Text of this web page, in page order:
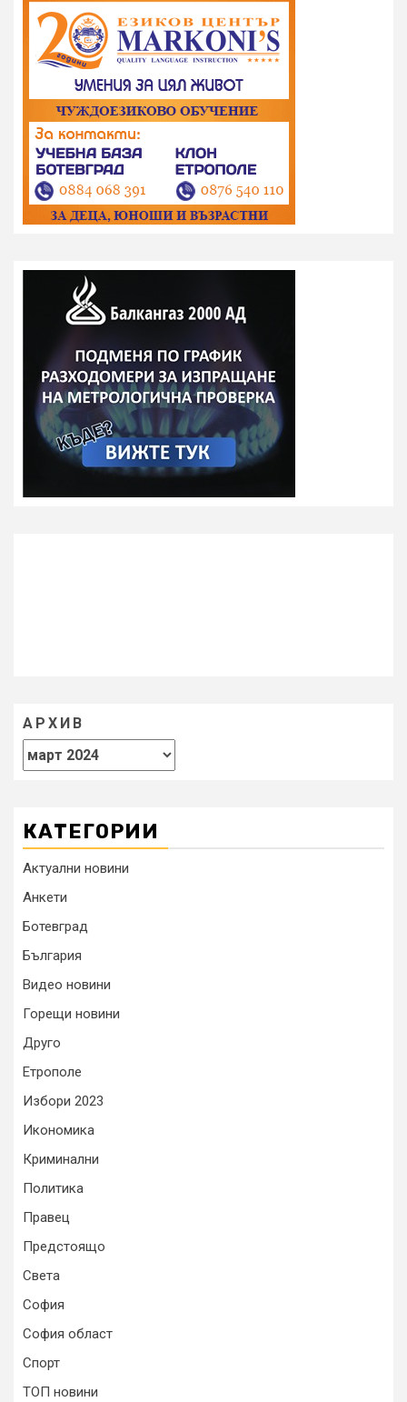
АРХИВ
КАТЕГОРИИ
Актуални новини
Анкети
Ботевград
България
Видео новини
Горещи новини
Друго
Етрополе
Избори 2023
Икономика
Криминални
Политика
Правец
Предстоящо
Света
София
София област
Спорт
ТОП новини